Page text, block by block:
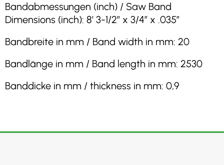
Bandabmessungen (inch) / Saw Band
Dimensions (inch): 8′ 3-1/2″ x 3/4″ x .035″
Bandbreite in mm / Band width in mm: 20
Bandlänge in mm / Band length in mm: 2530
Banddicke in mm / thickness in mm: 0,9